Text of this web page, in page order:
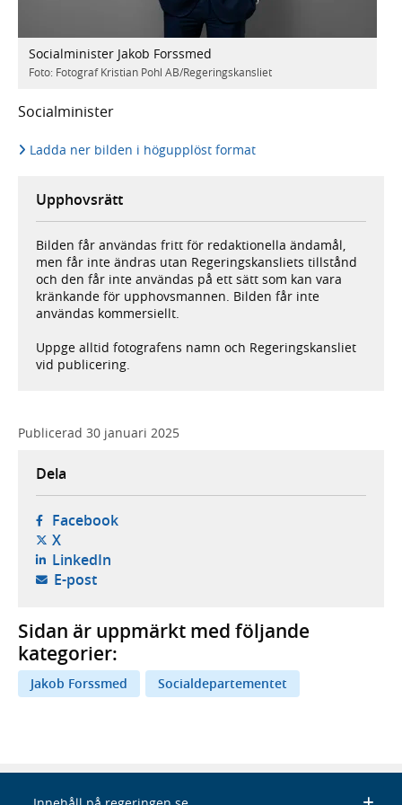
Socialminister Jakob Forssmed
Foto: Fotograf Kristian Pohl AB/Regeringskansliet
Socialminister
Ladda ner bilden i högupplöst format
Upphovsrätt
Bilden får användas fritt för redaktionella ändamål,
men får inte ändras utan Regeringskansliets tillstånd
och den får inte användas på ett sätt som kan vara
kränkande för upphovsmannen. Bilden får inte
användas kommersiellt.
Uppge alltid fotografens namn och Regeringskansliet
vid publicering.
Publicerad 30 januari 2025
Dela
Facebook- öppnas i ny flik, extern webbplats,
X- öppnas i ny flik, extern webbplats,
LinkedIn- öppnas i ny flik, extern webbplats,
E-post- öppnar din e-postklient,
Sidan är uppmärkt med följande
kategorier:
Jakob Forssmed Socialdepartementet